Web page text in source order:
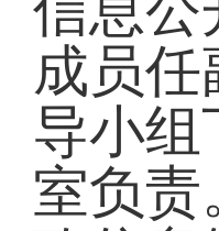
成员
导小组
室负责